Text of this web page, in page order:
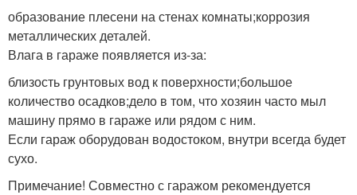
образование плесени на стенах комнаты;коррозия
металлических деталей.
Влага в гараже появляется из-за:
близость грунтовых вод к поверхности;большое
количество осадков;дело в том, что хозяин часто мыл
машину прямо в гараже или рядом с ним.
Если гараж оборудован водостоком, внутри всегда будет
сухо.
Примечание! Совместно с гаражом рекомендуется